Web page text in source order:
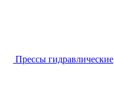
Прессы гидравлические